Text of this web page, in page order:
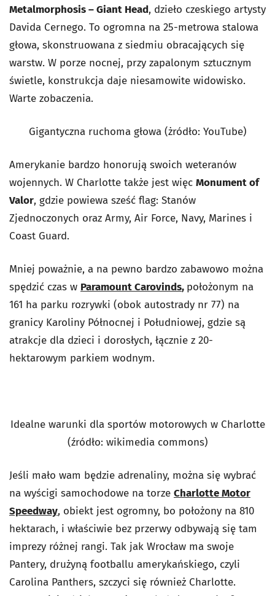
Metalmorphosis – Giant Head, dzieło czeskiego artysty
Davida Cernego. To ogromna na 25-metrowa stalowa
głowa, skonstruowana z siedmiu obracających się
warstw. W porze nocnej, przy zapalonym sztucznym
świetle, konstrukcja daje niesamowite widowisko.
Warte zobaczenia.
Gigantyczna ruchoma głowa (żródło: YouTube)
Amerykanie bardzo honorują swoich weteranów
wojennych. W Charlotte także jest więc Monument of
Valor, gdzie powiewa sześć flag: Stanów
Zjednoczonych oraz Army, Air Force, Navy, Marines i
Coast Guard.
Mniej poważnie, a na pewno bardzo zabawowo można
spędzić czas w Paramount Carovinds, położonym na
161 ha parku rozrywki (obok autostrady nr 77) na
granicy Karoliny Północnej i Południowej, gdzie są
atrakcje dla dzieci i dorosłych, łącznie z 20-
hektarowym parkiem wodnym.
Idealne warunki dla sportów motorowych w Charlotte
(źródło: wikimedia commons)
Jeśli mało wam będzie adrenaliny, można się wybrać
na wyścigi samochodowe na torze Charlotte Motor
Speedway, obiekt jest ogromny, bo położony na 810
hektarach, i właściwie bez przerwy odbywają się tam
imprezy różnej rangi. Tak jak Wrocław ma swoje
Pantery, drużyną footballu amerykańskiego, czyli
Carolina Panthers, szczyci się również Charlotte.